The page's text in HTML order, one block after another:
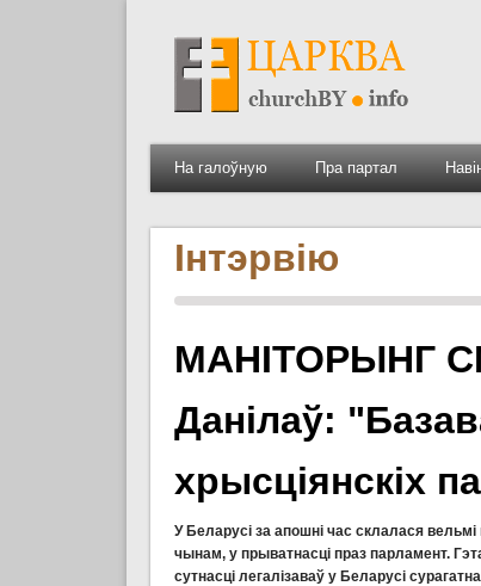
На галоўную Пра партал
Інтэрвію
МАНІТОРЫНГ
Данілаў:
хрысціянскіх
У Беларусі за апошні час склалася
чынам, у прыватнасці праз парламент.
сутнасці легалізаваў у Беларусі